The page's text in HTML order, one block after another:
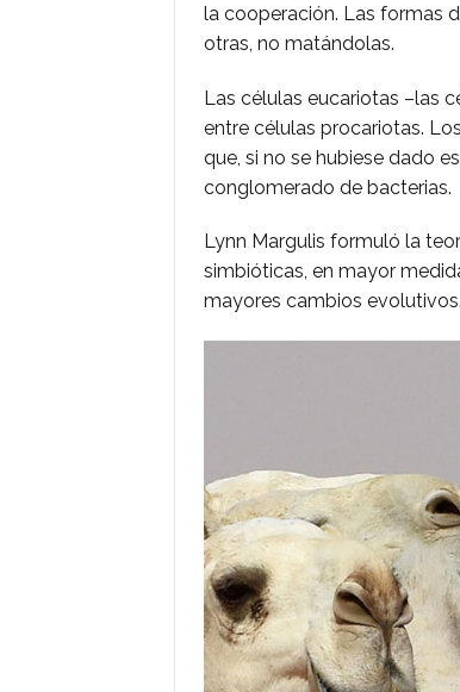
la cooperación. Las formas
otras, no matándolas.
Las células eucariotas –las
entre células procariotas.
que, si no se hubiese dado
conglomerado de bacterias.
Lynn Margulis formuló la
simbióticas, en mayor
mayores cambios evolutivos.